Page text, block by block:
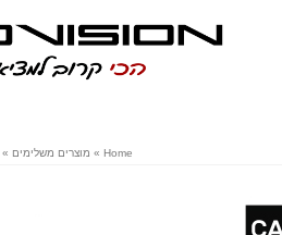
Home
» מוצרים משלימים »